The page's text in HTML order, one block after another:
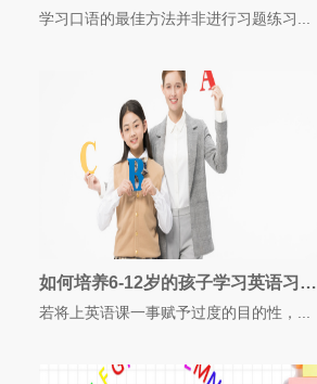
学习口语的最佳方法并非进行习题练习...
如何培养6-12岁的孩子学习英语习惯？
若将上英语课一事赋予过度的目的性，...